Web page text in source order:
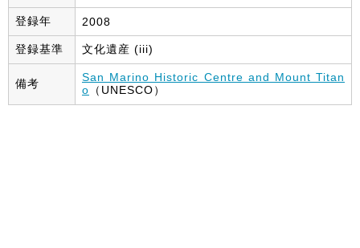
登録年 2008
登録基準 文化遺産 (iii)
備考
San Marino Historic Centre and Mount Titan
o （UNESCO）